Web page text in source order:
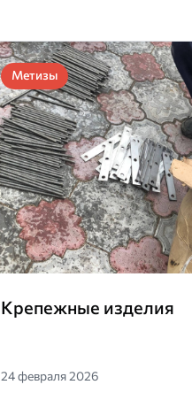
Метизы
Крепежные изделия
24 февраля 2026